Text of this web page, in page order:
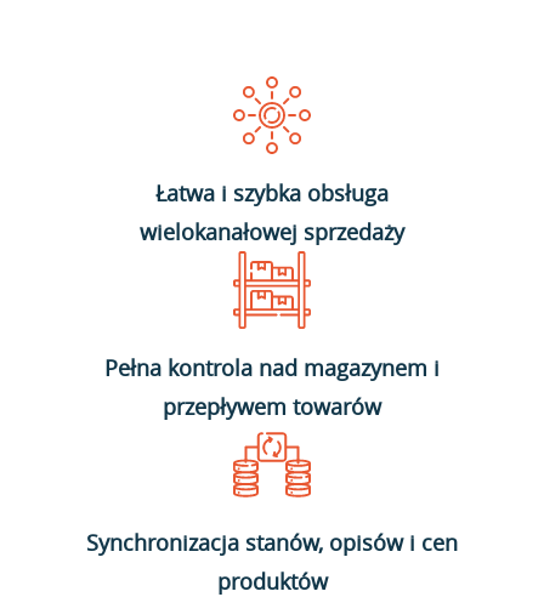
Łatwa i szybka obsługa
wielokanałowej sprzedaży
Pełna kontrola nad magazynem i
przepływem towarów
Synchronizacja stanów, opisów i cen
produktów